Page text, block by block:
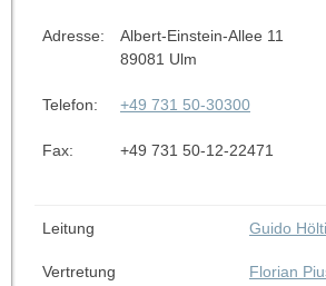
Adresse:
Albert-Einstein-Allee 11
89081 Ulm
Telefon: +49 731 50-30300
Fax: +49 731 50-12-22471
Leitung Guido
Vertretung Florian